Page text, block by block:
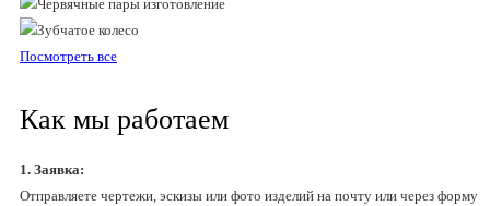
Посмотреть все
Как мы работаем
1. Заявка:
Отправляете чертежи, эскизы или фото изделий на почту или через форму